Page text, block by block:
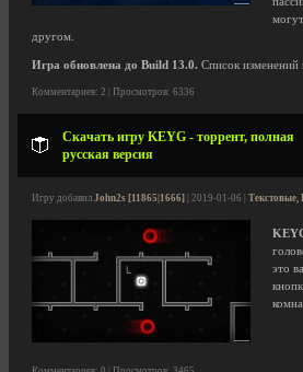
другом.
Игра обновлена до Build 13.0. Список изменений
Комментариев: 2 | Просмотров: 6336
Скачать игру KEYG - торрент, полная
русская версия
Игру добавил John2s [11865|1666] | 2019-01-06 | Текстовые,
это